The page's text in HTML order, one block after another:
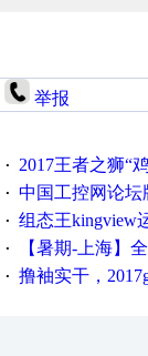
举报
· 2017王者之狮“鸡”情签到
· 中国工控网论坛版
· 组态王kingview
· 【暑期-上海】全国工业
· 撸袖实干，2017gongkong®第